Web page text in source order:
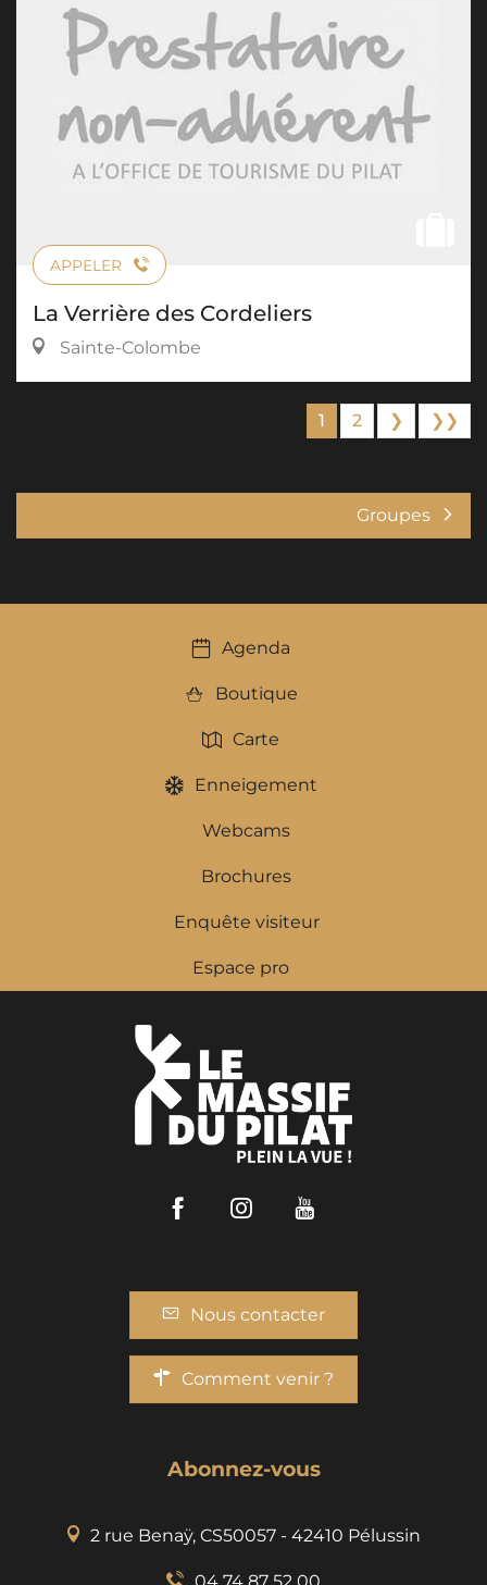
APPELER
La Verrière des Cordeliers
Sainte-Colombe
1 2 ❯ ❯❯
Groupes
Agenda
Boutique
Carte
Enneigement
Webcams
Brochures
Enquête visiteur
Espace pro
FacebookInstagram
Nous contacter
Comment venir ?
Abonnez-vous
2 rue Benaÿ, CS50057 - 42410 Pélussin